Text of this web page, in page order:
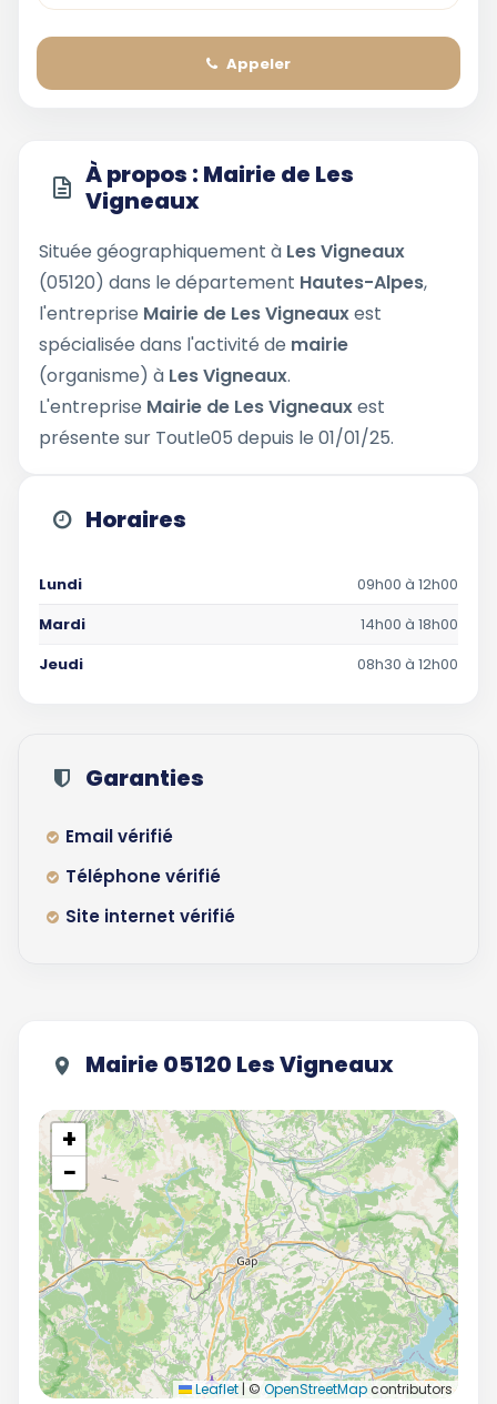
Appeler
À propos : Mairie de Les
Vigneaux
Située géographiquement à Les Vigneaux
(05120) dans le département Hautes-Alpes,
l'entreprise Mairie de Les Vigneauxest
spécialisée dans l'activité de mairie
(organisme) à Les Vigneaux.
L'entreprise Mairie de Les Vigneauxest
présente sur Toutle05 depuis le 01/01/25.
Horaires
Lundi
09h00 à 12h00
Mardi
14h00 à 18h00
Jeudi
08h30 à 12h00
Garanties
Email vérifié
Téléphone vérifié
Site internet vérifié
Mairie 05120 Les Vigneaux
+
−
Leaflet | © OpenStreetMapcontributors